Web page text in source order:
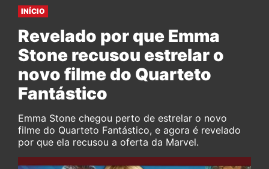
INÍCIO
Revelado por que Emma
Stone recusou estrelar o
novo filme do Quarteto
Fantástico
Emma Stone chegou perto de estrelar o novo
filme do Quarteto Fantástico, e agora é revelado
por que ela recusou a oferta da Marvel.